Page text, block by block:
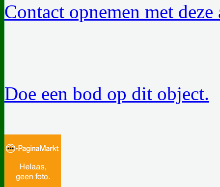
Contact opnemen met deze
Doe een bod op dit object.